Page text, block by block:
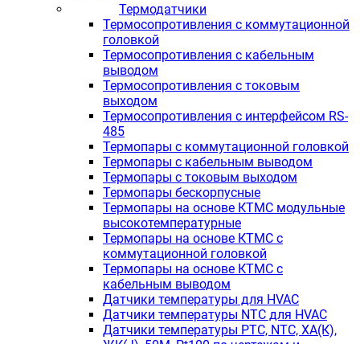
Термодатчики
Термосопротивления с коммутационной
головкой
Термосопротивления с кабельным
выводом
Термосопротивления с токовым
выходом
Термосопротивления с интерфейсом RS-
485
Термопары с коммутационной головкой
Термопары с кабельным выводом
Термопары с токовым выходом
Термопары бескорпусные
Термопары на основе КТМС модульные
высокотемпературные
Термопары на основе КТМС с
коммутационной головкой
Термопары на основе КТМС с
кабельным выводом
Датчики температуры для HVAC
Датчики температуры NTC для HVAC
Датчики температуры PTС, NTC, ХА(К),